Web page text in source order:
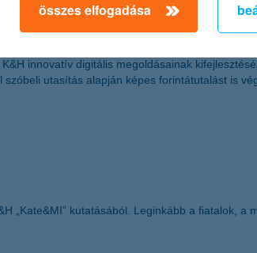
innovatív digitális megoldásainak
utasítás alapján képes forintátutalást is
„Kate&MI” kutatásából. Leginkább a fiatalok, a
összes elfogadása